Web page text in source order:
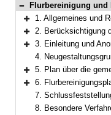
Bereich reduzieren
Flurbereinigung und
Bereich erweitern
1. Allgemeines und
Bereich erweitern
2. Berücksichtigung
Bereich erweitern
3. Einleitung und
4.
Bereich erweitern
5. Plan über die
Bereich erweitern
6.
7.
8. Besondere